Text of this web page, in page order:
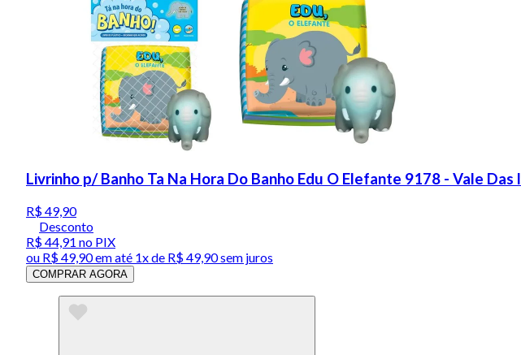
Livrinho p/ Banho Ta Na Hora Do Banho Edu O Elefante 9178 - Vale Das
R$ 49,90
Desconto
R$ 44,91 no PIX
ou R$ 49,90em até 1x de R$ 49,90sem juros
COMPRAR AGORA